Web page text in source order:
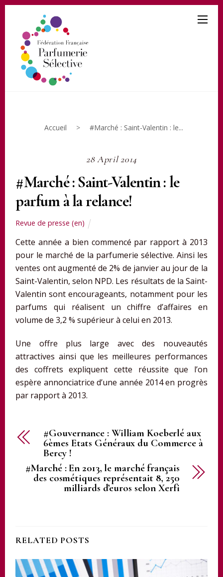
Accueil > #Marché : Saint-Valentin : le...
28 April 2014
#Marché : Saint-Valentin : le
parfum à la relance!
Revue de presse (en)
Cette année a bien commencé par rapport à 2013
pour le marché de la parfumerie sélective. Ainsi les
ventes ont augmenté de 2% de janvier au jour de la
Saint-Valentin, selon NPD. Les résultats de la Saint-
Valentin sont encourageants, notamment pour les
parfums qui réalisent un chiffre d’affaires en
volume de 3,2 % supérieur à celui en 2013.
Une offre plus large avec des nouveautés
attractives ainsi que les meilleures performances
des coffrets expliquent cette réussite que l’on
espère annonciatrice d’une année 2014 en progrès
par rapport à 2013.
#Gouvernance : William Koeberlé aux
6èmes Etats Généraux du Commerce à
Bercy !
#Marché : En 2013, le marché français
des cosmétiques représentait 8, 250
milliards d’euros selon Xerfi
RELATED POSTS